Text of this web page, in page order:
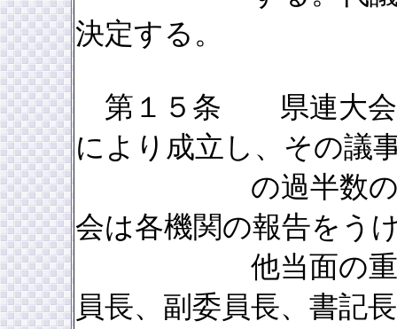
決定する。
第１５条 県連大会
により成立し、その議
の過半数の賛成
会は各機関の報告をう
他当面の重要課
員長、副委員長、書記